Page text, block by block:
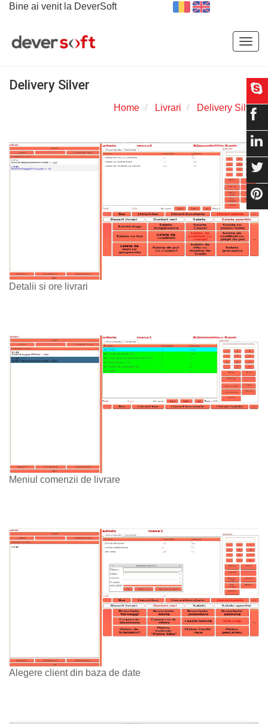
Bine ai venit la DeverSoft
Delivery Silver
Home Livrari Delivery Silver
Detalii si ore livrari
Meniul comenzii de livrare
Alegere client din baza de date